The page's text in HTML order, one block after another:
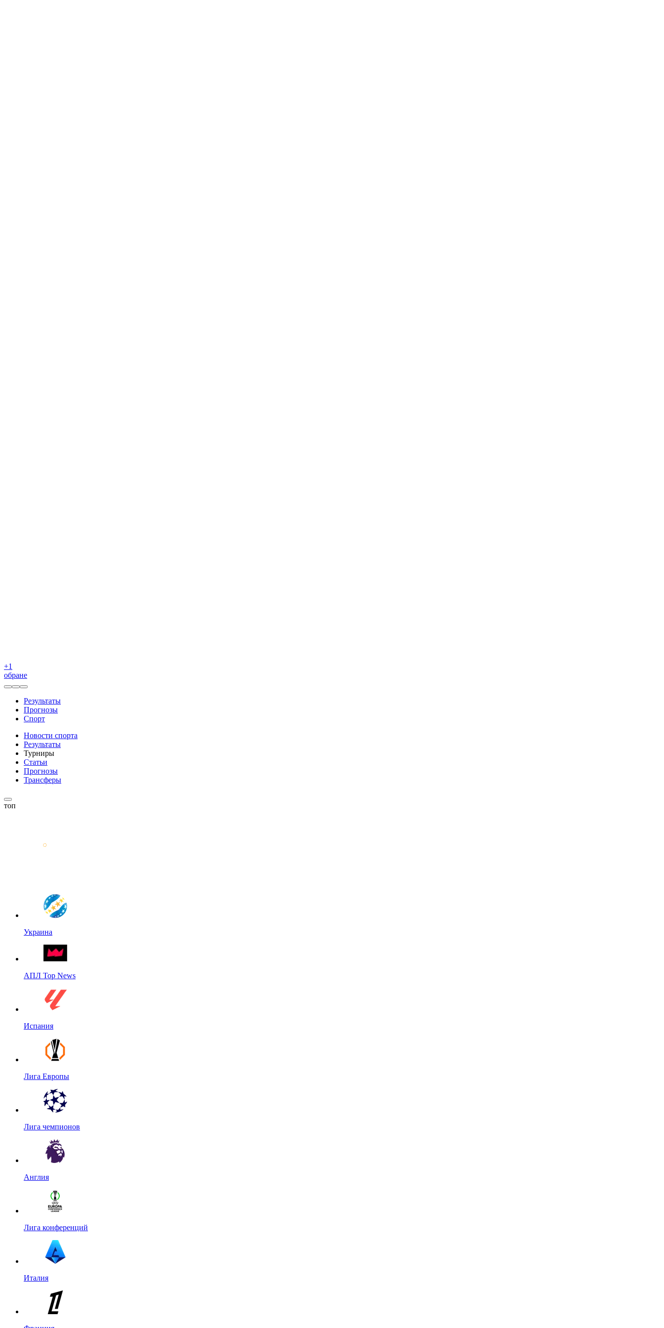
+1
обране
Результаты
Прогнозы
Спорт
Новости спорта
Результаты
Турниры
Статьи
Прогнозы
Трансферы
топ
Украина
АПЛ Top News
Испания
Лига Европы
Лига чемпионов
Англия
Лига конференций
Италия